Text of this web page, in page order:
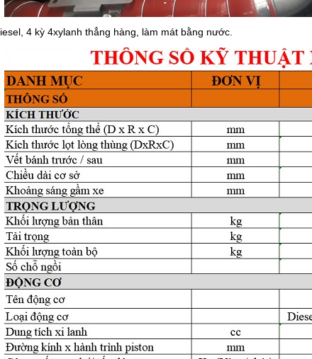
4 kỳ 4xylanh thẳng hàng, làm mát bằng nước.